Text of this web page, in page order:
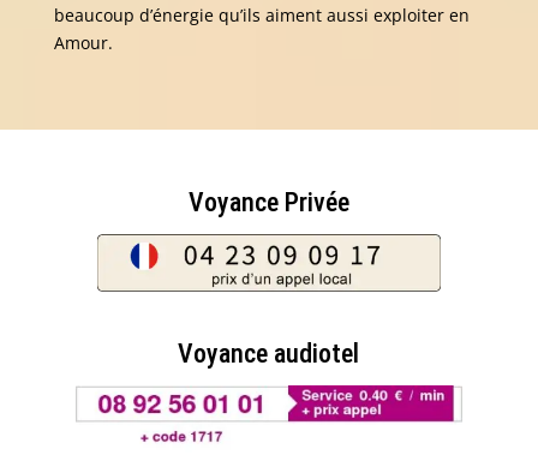
beaucoup d’énergie qu’ils aiment aussi exploiter en
Amour.
Voyance Privée
Voyance audiotel